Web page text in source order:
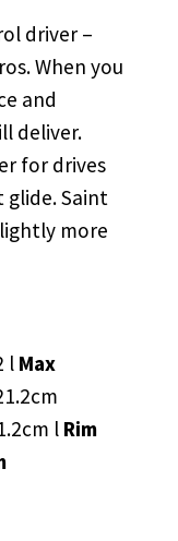
driver –
When you
and
deliver.
for drives
glide. Saint
more
l Max
l Rim